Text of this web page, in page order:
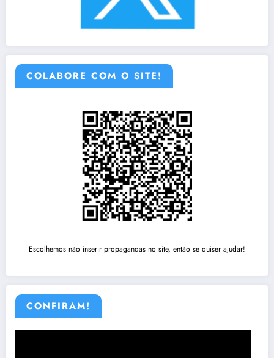
COLABORE COM O SITE!
Escolhemos não inserir propagandas no site, então se quiser ajudar!
CONFIRAM!